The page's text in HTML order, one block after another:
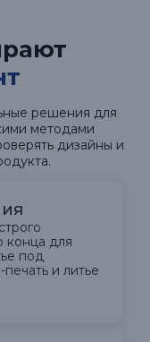
решения для
методами
дизайны и
конца для
под
и литье